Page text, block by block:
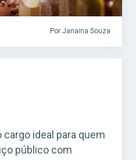
Por Janaina Souza
ideal para quem
público com